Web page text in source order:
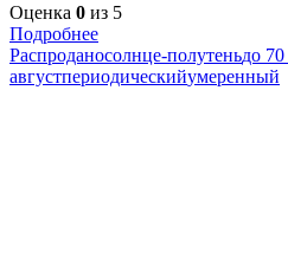
Оценка 0 из 5
Подробнее
Распроданосолнце-полутеньдо
августпериодическийумеренный